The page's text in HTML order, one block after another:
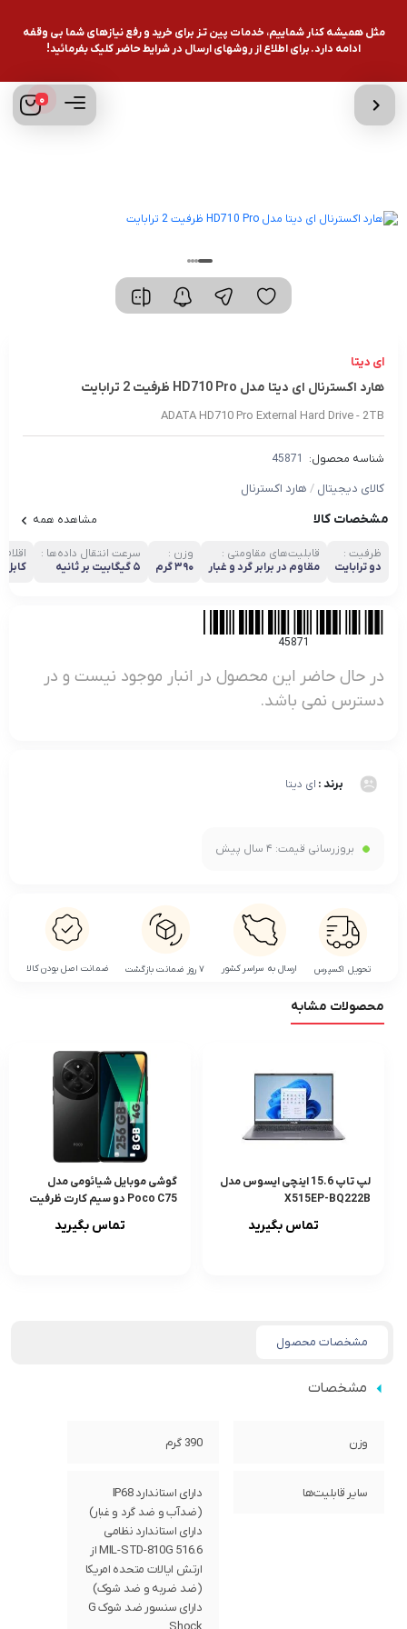
مثل همیشه کنار شماییم، خدمات پین تـز برای خرید و رفع نیازهای شما بی وقفه
ادامه دارد. برای اطلاع از روشهای ارسال در شرایط حاضر کلیک بفرمائید!
0
ای دیتا
هارد اکسترنال ای دیتا مدل HD710 Pro ظرفیت 2 ترابایت
ADATA HD710 Pro External Hard Drive - 2TB
شناسه محصول: 45871
کالای دیجیتال / هارد اکسترنال
مشخصات کالا مشاهده همه
ظرفیت :
دو ترابایت
قابلیت‌های مقاومتی :
مقاوم در برابر گرد و غبار
وزن :
۳۹۰ گرم
سرعت انتقال داده‌ها :
۵ گیگابیت بر ثانیه
کابل USB ۳.۱ دفترچه راهنما
45871
در حال حاضر این محصول در انبار موجود نیست و در
دسترس نمی باشد.
برند : ای دیتا
بروزرسانی قیمت: 4 سال پیش
تحویل اکسپرس ارسال به سراسر کشور ۷ روز ضمانت بازگشت ضمانت اصل بودن کالا
محصولات مشابه
لپ تاپ 15.6 اینچی ایسوس مدل
X515EP-BQ222B
تماس بگیرید
گوشی موبایل شیائومی مدل
Poco C75 دو سیم کارت ظرفیت
تماس بگیرید
مشخصات محصول
مشخصات
وزن 390 گرم
سایر قابلیت‌ها
دارای استاندارد IP68
(ضدآب و ضد گرد و غبار)
دارای استاندارد نظامی
MIL-STD-810G 516.6 از
ارتش ایالات متحده امریکا
(ضد ضربه و ضد شوک)
دارای سنسور ضد شوک G